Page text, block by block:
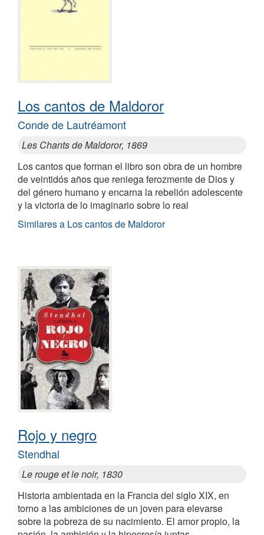
Los cantos de Maldoror
Conde de Lautréamont
Les Chants de Maldoror, 1869
Los cantos que forman el libro son obra de un hombre
de veintidós años que reniega ferozmente de Dios y
del género humano y encarna la rebelión adolescente
y la victoria de lo imaginario sobre lo real
Similares a Los cantos de Maldoror
Rojo y negro
Stendhal
Le rouge et le noir, 1830
Historia ambientada en la Francia del siglo XIX, en
torno a las ambiciones de un joven para elevarse
sobre la pobreza de su nacimiento. El amor propio, la